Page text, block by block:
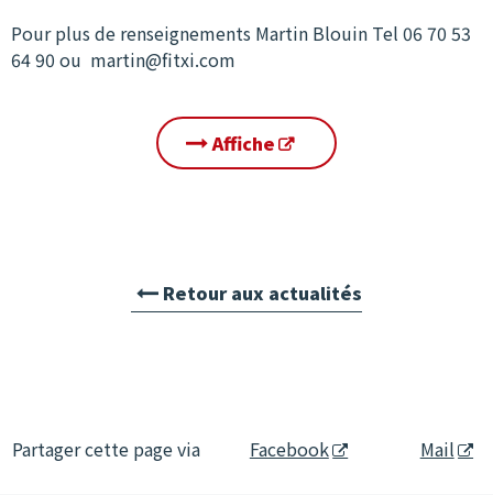
Pour plus de renseignements Martin Blouin Tel 06 70 53
64 90 ou martin@fitxi.com
Affiche
Retour aux actualités
Partager cette page via Facebook Mail